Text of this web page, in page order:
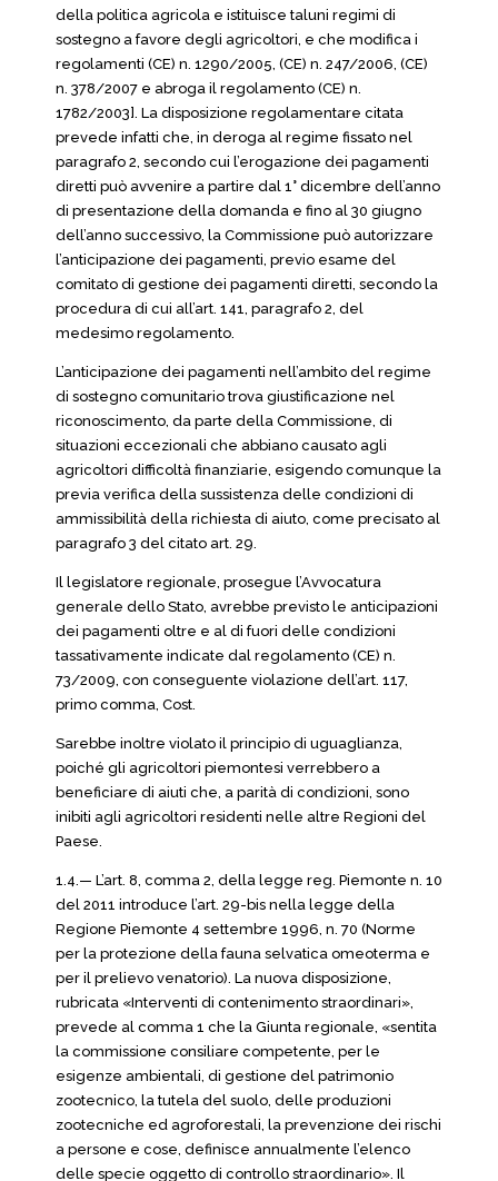
della politica agricola e istituisce taluni regimi di
sostegno a favore degli agricoltori, e che modifica i
regolamenti (CE) n. 1290/2005, (CE) n. 247/2006, (CE)
n. 378/2007 e abroga il regolamento (CE) n.
1782/2003]. La disposizione regolamentare citata
prevede infatti che, in deroga al regime fissato nel
paragrafo 2, secondo cui l’erogazione dei pagamenti
diretti può avvenire a partire dal 1° dicembre dell’anno
di presentazione della domanda e fino al 30 giugno
dell’anno successivo, la Commissione può autorizzare
l’anticipazione dei pagamenti, previo esame del
comitato di gestione dei pagamenti diretti, secondo la
procedura di cui all’art. 141, paragrafo 2, del
medesimo regolamento.
L’anticipazione dei pagamenti nell’ambito del regime
di sostegno comunitario trova giustificazione nel
riconoscimento, da parte della Commissione, di
situazioni eccezionali che abbiano causato agli
agricoltori difficoltà finanziarie, esigendo comunque la
previa verifica della sussistenza delle condizioni di
ammissibilità della richiesta di aiuto, come precisato al
paragrafo 3 del citato art. 29.
Il legislatore regionale, prosegue l’Avvocatura
generale dello Stato, avrebbe previsto le anticipazioni
dei pagamenti oltre e al di fuori delle condizioni
tassativamente indicate dal regolamento (CE) n.
73/2009, con conseguente violazione dell’art. 117,
primo comma, Cost.
Sarebbe inoltre violato il principio di uguaglianza,
poiché gli agricoltori piemontesi verrebbero a
beneficiare di aiuti che, a parità di condizioni, sono
inibiti agli agricoltori residenti nelle altre Regioni del
Paese.
1.4.— L’art. 8, comma 2, della legge reg. Piemonte n. 10
del 2011 introduce l’art. 29-bis nella legge della
Regione Piemonte 4 settembre 1996, n. 70 (Norme
per la protezione della fauna selvatica omeoterma e
per il prelievo venatorio). La nuova disposizione,
rubricata «Interventi di contenimento straordinari»,
prevede al comma 1 che la Giunta regionale, «sentita
la commissione consiliare competente, per le
esigenze ambientali, di gestione del patrimonio
zootecnico, la tutela del suolo, delle produzioni
zootecniche ed agroforestali, la prevenzione dei rischi
a persone e cose, definisce annualmente l’elenco
delle specie oggetto di controllo straordinario». Il